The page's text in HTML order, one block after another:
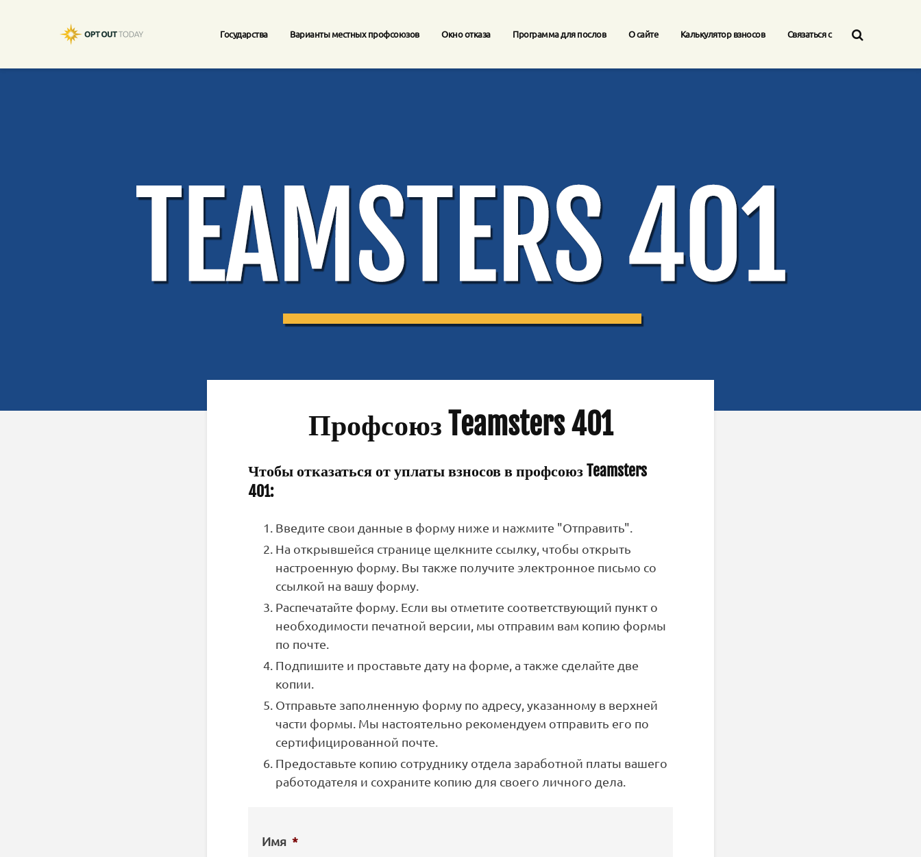
Государства Варианты местных профсоюзов Окно отказа Программа для послов О сайте Калькулятор взносов Связаться с
Профсоюз Teamsters 401
Чтобы отказаться от уплаты взносов в профсоюз Teamsters
401:
Введите свои данные в форму ниже и нажмите "Отправить".
На открывшейся странице щелкните ссылку, чтобы открыть
настроенную форму. Вы также получите электронное письмо со
ссылкой на вашу форму.
Распечатайте форму. Если вы отметите соответствующий пункт о
необходимости печатной версии, мы отправим вам копию формы
по почте.
Подпишите и проставьте дату на форме, а также сделайте две
копии.
Отправьте заполненную форму по адресу, указанному в верхней
части формы. Мы настоятельно рекомендуем отправить его по
сертифицированной почте.
Предоставьте копию сотруднику отдела заработной платы вашего
работодателя и сохраните копию для своего личного дела.
Имя *